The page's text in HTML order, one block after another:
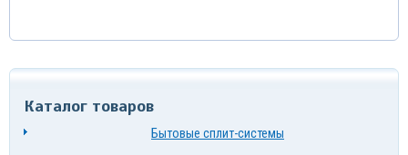
Каталог товаров
Бытовые сплит-системы